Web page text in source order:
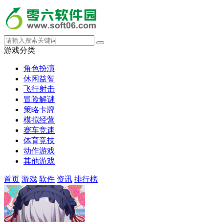
游戏分类
角色扮演
休闲益智
飞行射击
冒险解谜
策略卡牌
模拟经营
赛车竞速
体育竞技
动作游戏
其他游戏
首页 游戏 软件 资讯 排行榜